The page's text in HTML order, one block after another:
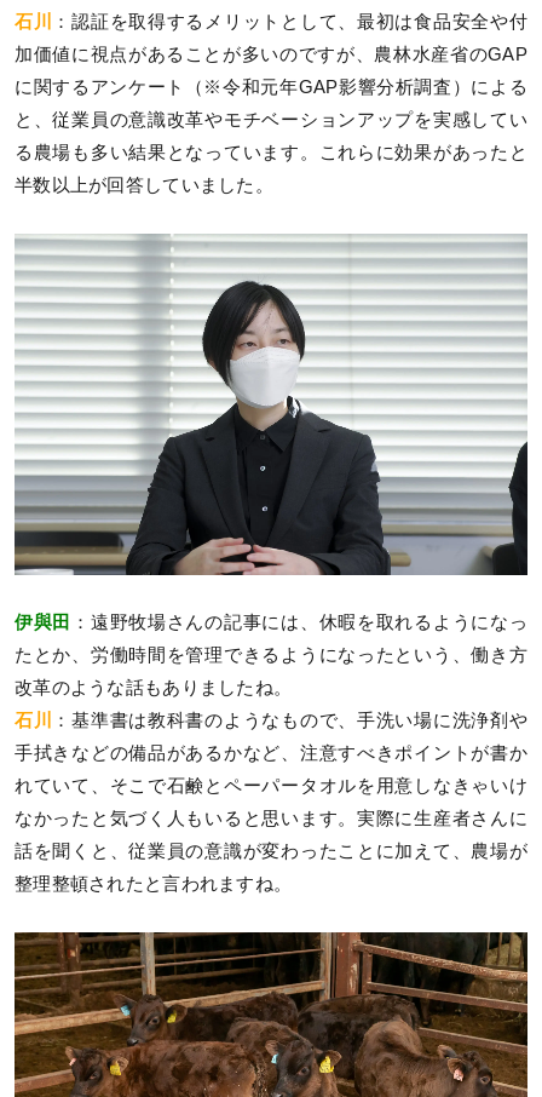
石川
：認証を取得するメリットとして、最初は食品安全や付
加価値に視点があることが多いのですが、農林水産省のGAP
に関するアンケート（※令和元年GAP影響分析調査）による
と、従業員の意識改革やモチベーションアップを実感してい
る農場も多い結果となっています。これらに効果があったと
半数以上が回答していました。
伊與田
：遠野牧場さんの記事には、休暇を取れるようになっ
たとか、労働時間を管理できるようになったという、働き方
改革のような話もありましたね。
石川
：基準書は教科書のようなもので、手洗い場に洗浄剤や
手拭きなどの備品があるかなど、注意すべきポイントが書か
れていて、そこで石鹸とペーパータオルを用意しなきゃいけ
なかったと気づく人もいると思います。実際に生産者さんに
話を聞くと、従業員の意識が変わったことに加えて、農場が
整理整頓されたと言われますね。